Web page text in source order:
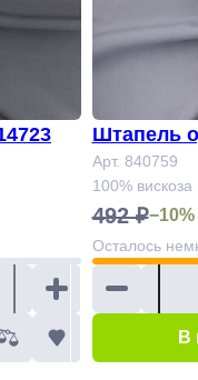
Штапель
Арт. 840759
100% вискоза
492 ₽−10%
Осталось
В